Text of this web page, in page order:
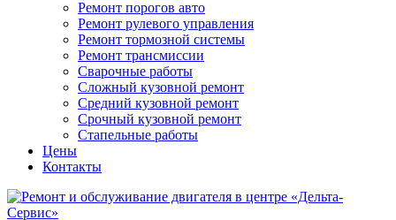
Ремонт порогов авто
Ремонт рулевого управления
Ремонт тормозной системы
Ремонт трансмиссии
Сварочные работы
Сложный кузовной ремонт
Средний кузовной ремонт
Срочный кузовной ремонт
Стапельные работы
Цены
Контакты